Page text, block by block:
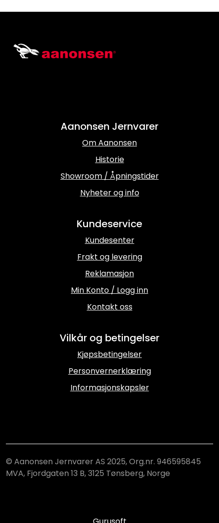
Aanonsen Jernvarer
Om Aanonsen
Historie
Showroom / Åpningstider
Nyheter og info
Kundeservice
Kundesenter
Frakt og levering
Reklamasjon
Min Konto / Logg inn
Kontakt oss
Vilkår og betingelser
Kjøpsbetingelser
Personvernerklæring
Informasjonskapsler
© Aanonsen Jernvarer AS 2025, Org.nr. 946595845
MVA, Fjordgaten 13 B, 3125 Tønsberg, Norge